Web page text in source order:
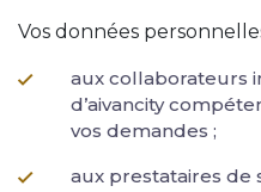
Vos données
aux collaborateurs
d’aivancity
vos demandes ;
aux prestataires de